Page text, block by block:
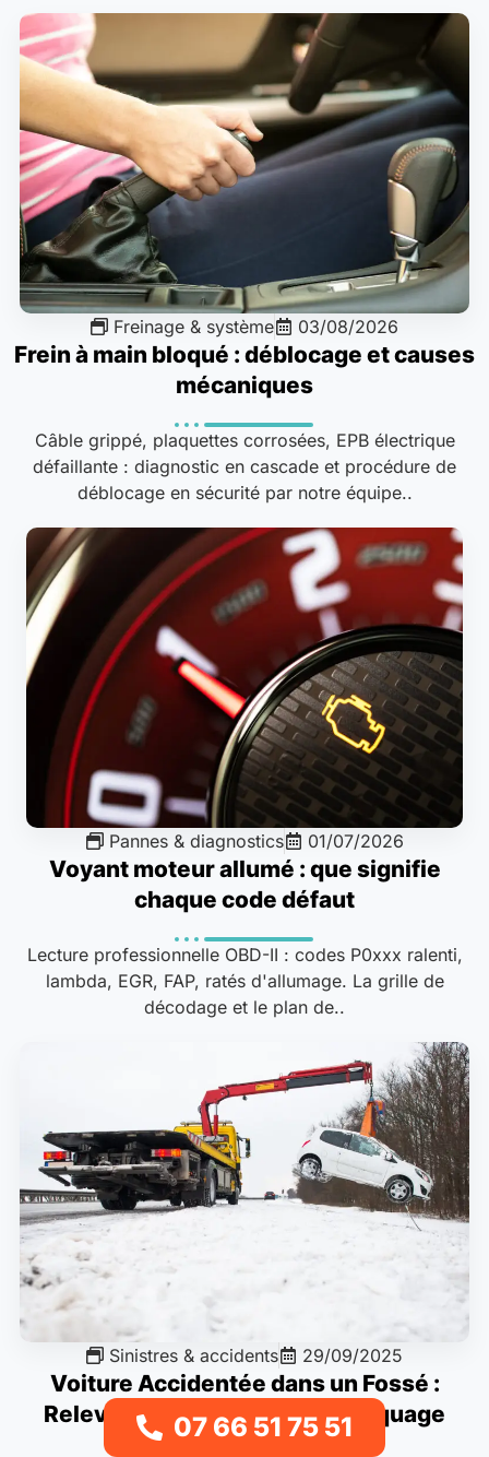
Freinage & système 03/08/2026
Frein à main bloqué : déblocage et causes
mécaniques
Câble grippé, plaquettes corrosées, EPB électrique
défaillante : diagnostic en cascade et procédure de
déblocage en sécurité par notre équipe..
Pannes & diagnostics 01/07/2026
Voyant moteur allumé : que signifie
chaque code défaut
Lecture professionnelle OBD-II : codes P0xxx ralenti,
lambda, EGR, FAP, ratés d'allumage. La grille de
décodage et le plan de..
Sinistres & accidents 29/09/2025
Voiture Accidentée dans un Fossé :
Relevage, Treuillage et Remorquage
07 66 51 75 51